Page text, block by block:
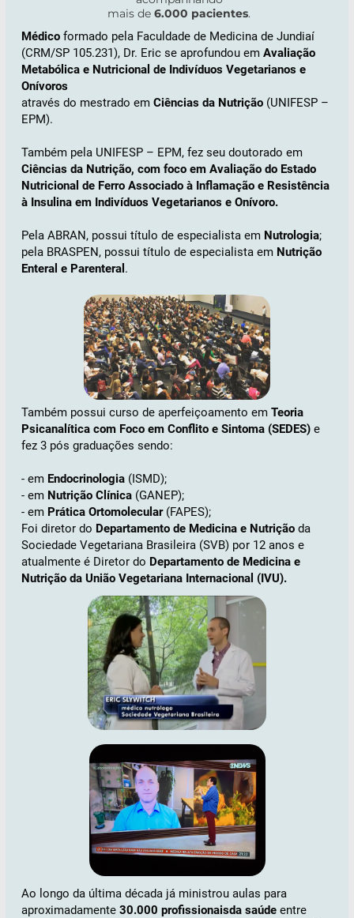
mais de 6.000 pacientes.
Médico formado pela Faculdade de Medicina de Jundiaí
(CRM/SP 105.231), Dr. Eric se aprofundou em Avaliação
Metabólica e Nutricional de Indivíduos Vegetarianos e
Onívoros
através do mestrado em Ciências da Nutrição (UNIFESP –
EPM).
Também pela UNIFESP – EPM, fez seu doutorado em
Ciências da Nutrição, com foco em Avaliação do Estado
Nutricional de Ferro Associado à Inflamação e Resistência
à Insulina em Indivíduos Vegetarianos e Onívoro.
Pela ABRAN, possui título de especialista em Nutrologia;
pela BRASPEN, possui título de especialista em Nutrição
Enteral e Parenteral .
Também possui curso de aperfeiçoamento em Teoria
Psicanalítica com Foco em Conflito e Sintoma (SEDES) e
fez 3 pós graduações sendo:
- em Endocrinologia (ISMD);
- em Nutrição Clínica (GANEP);
- em Prática Ortomolecular(FAPES);
Foi diretor do Departamento de Medicina e Nutrição da
Sociedade Vegetariana Brasileira (SVB) por 12 anos e
atualmente é Diretor do Departamento de Medicina e
Nutrição da União Vegetariana Internacional (IVU).
Ao longo da última década já ministrou aulas para
aproximadamente 30.000 profissionaisda saúde entre